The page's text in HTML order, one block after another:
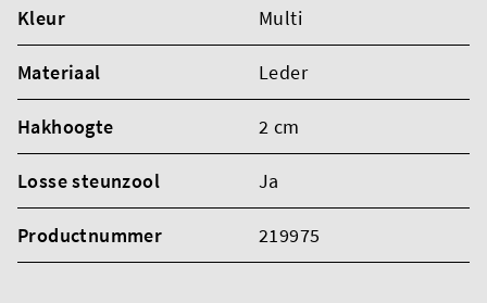
Kleur Multi
Materiaal Leder
Hakhoogte 2 cm
Losse steunzool Ja
Productnummer 219975